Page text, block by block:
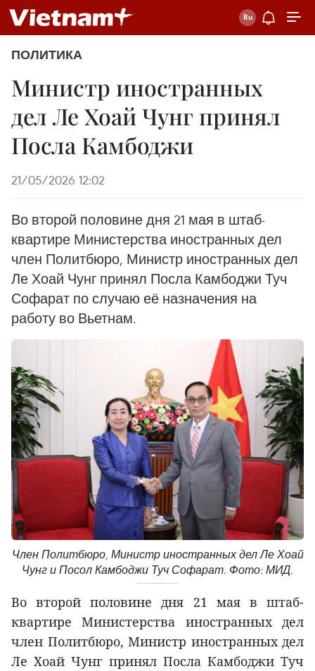
ПОЛИТИКА
Министр иностранных
дел Ле Хоай Чунг принял
Посла Камбоджи
21/05/2026 12:02
Во второй половине дня 21 мая в штаб-
квартире Министерства иностранных дел
член Политбюро, Министр иностранных дел
Ле Хоай Чунг принял Посла Камбоджи Туч
Софарат по случаю её назначения на
работу во Вьетнам.
Член Политбюро, Министр иностранных дел Ле Хоай
Чунг и Посол Камбоджи Туч Софарат. Фото: МИД.
Во второй половине дня 21 мая в штаб-
квартире Министерства иностранных дел
член Политбюро, Министр иностранных дел
Ле Хоай Чунг принял Посла Камбоджи Туч